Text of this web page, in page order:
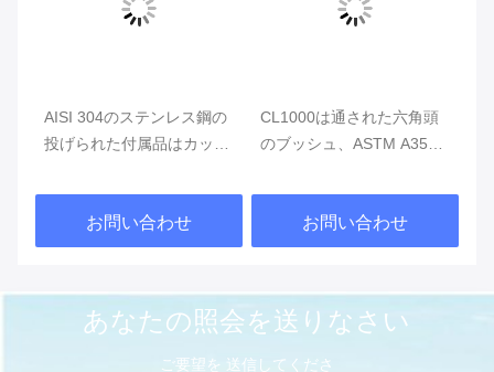
AISI 304のステンレス鋼の
投げられた付属品はカップ
の減少に通した
お問い合わせ
CL1000は通された六角頭
のブッシュ、ASTM A351
投げた
お問い合わせ
あなたの照会を送りなさい
ご要望を 送信してくださ